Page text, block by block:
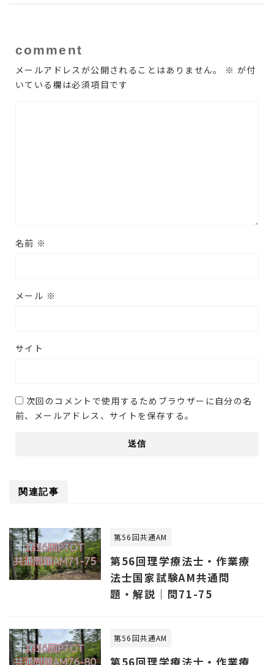
comment
メールアドレスが公開されることはありません。 ※ が付
いている欄は必須項目です
名前 ※
メール ※
サイト
次回のコメントで使用するためブラウザーに自分の名
前、メールアドレス、サイトを保存する。
関連記事
第56回共通AM
第56回理学療法士・作業療
法士国家試験AM共通問
題・解説｜問71-75
第56回共通AM
第56回理学療法士・作業療